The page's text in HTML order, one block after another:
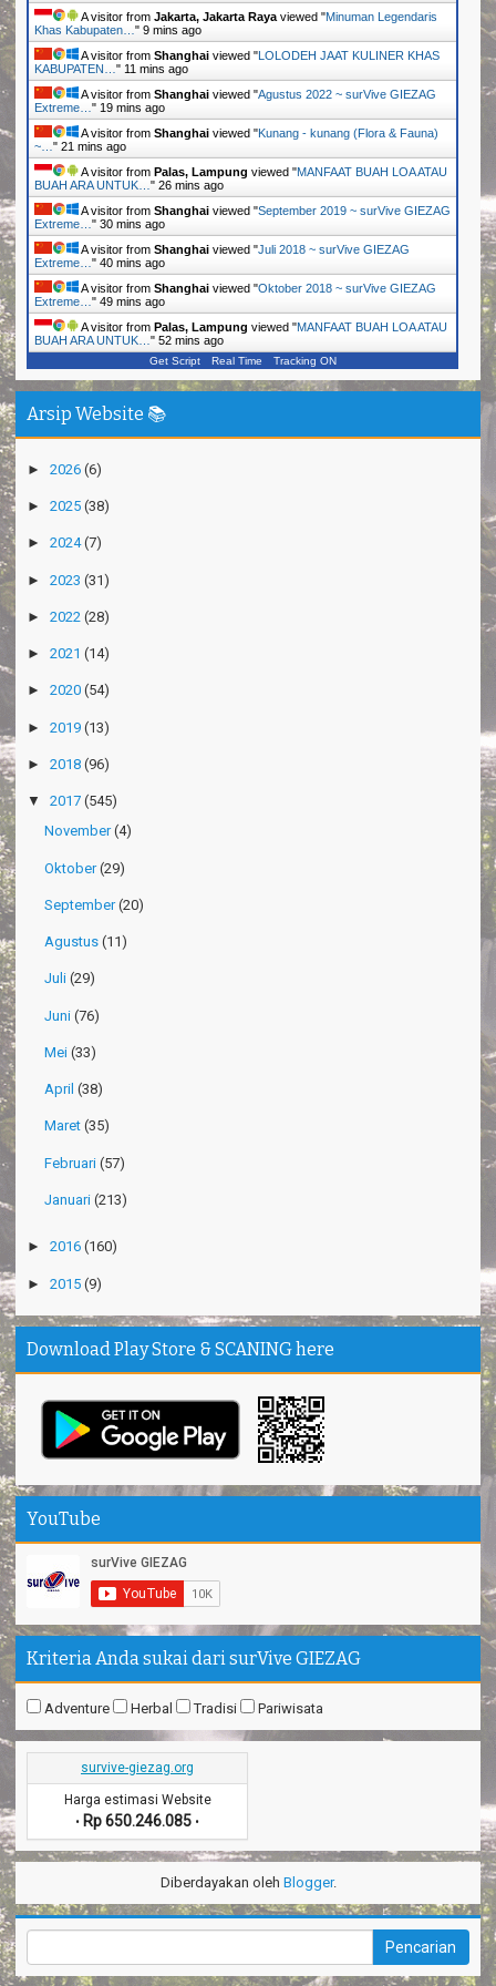
A visitor from Jakarta, Jakarta Raya viewed "Minuman Legendaris
Khas Kabupaten… " 9 mins ago
A visitor from Shanghai viewed "LOLODEH JAAT KULINER KHAS
KABUPATEN… " 12 mins ago
A visitor from Shanghai viewed "Agustus 2022 ~ surVive GIEZAG
Extreme… " 19 mins ago
A visitor from Shanghai viewed "Kunang - kunang (Flora & Fauna)
~… " 21 mins ago
A visitor from Palas, Lampung viewed "MANFAAT BUAH LOA ATAU
BUAH ARA UNTUK… " 26 mins ago
A visitor from Shanghai viewed "September 2019 ~ surVive GIEZAG
Extreme… " 30 mins ago
A visitor from Shanghai viewed "Juli 2018 ~ surVive GIEZAG
Extreme… " 40 mins ago
A visitor from Shanghai viewed "Oktober 2018 ~ surVive GIEZAG
Extreme… " 49 mins ago
A visitor from Palas, Lampung viewed "MANFAAT BUAH LOA ATAU
BUAH ARA UNTUK… " 52 mins ago
Get Script Real Time Tracking ON
Arsip Website 📚
► 2026 (6)
► 2025 (38)
► 2024(7)
► 2023 (31)
► 2022 (28)
► 2021 (14)
► 2020 (54)
► 2019 (13)
► 2018 (96)
▼ 2017 (545)
November(4)
Oktober(29)
September(20)
Agustus (11)
Juli (29)
Juni (76)
Mei (33)
April (38)
Maret (35)
Februari (57)
Januari (213)
► 2016 (160)
► 2015 (9)
Download Play Store & SCANING here
YouTube
Kriteria Anda sukai dari surVive GIEZAG
Adventure Herbal Tradisi Pariwisata
survive-giezag.org
Harga estimasi Website
• Rp 650.246.085 •
Diberdayakan oleh Blogger.
Official SurVive GIEZAGKomentar Di artikel
Pacuan Kuda Kabupaten Pangandaran:“Perjalaman yang luar
biasa”
-->Sep 18
Keremes Oleh Oleh Khas Kabupaten:“Makanan sederhana